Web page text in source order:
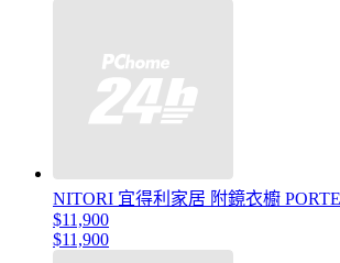
NITORI 宜得利家居 附鏡衣櫥
$11,900
$11,900